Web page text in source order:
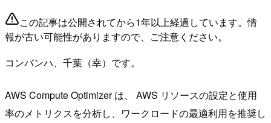
この記事は公開されてから1年以上経過しています。情
報が古い可能性がありますので、ご注意ください。
コンバンハ、千葉（幸）です。
AWS Compute Optimizer は、 AWS リソースの設定と使用
率のメトリクスを分析し、ワークロードの最適利用を推奨し